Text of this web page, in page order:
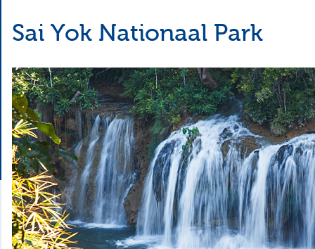
Sai Yok Nationaal Park